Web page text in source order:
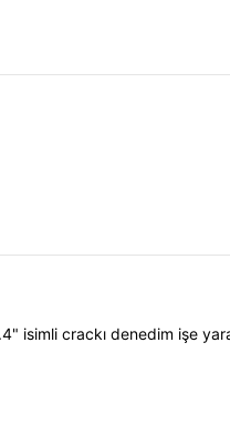
isimli crackı denedim işe